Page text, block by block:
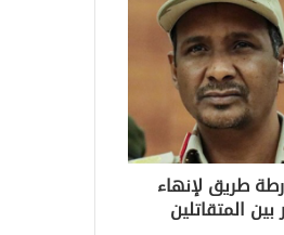
طريق لإنهاء
المتقاتلين